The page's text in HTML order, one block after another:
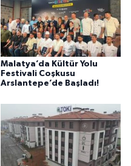
Malatya’da Kültür Yolu
Festivali Coşkusu
Arslantepe’de Başladı!